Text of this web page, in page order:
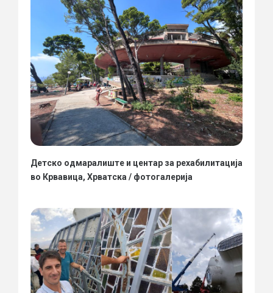
Детско одмаралиште и центар за рехабилитација
во Крвавица, Хрватска / фотогалерија